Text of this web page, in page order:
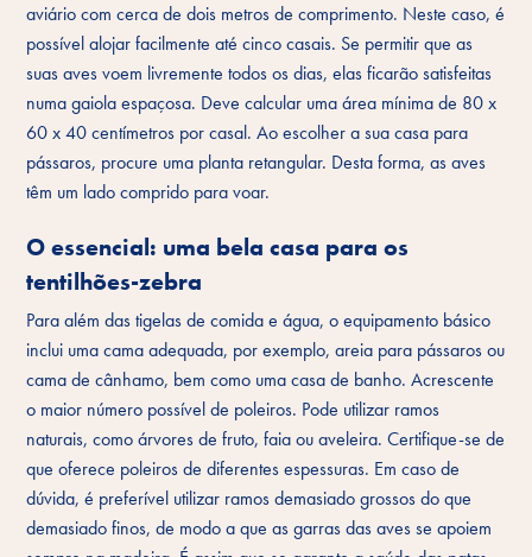
aviário com cerca de dois metros de comprimento. Neste caso, é
possível alojar facilmente até cinco casais. Se permitir que as
suas aves voem livremente todos os dias, elas ficarão satisfeitas
numa gaiola espaçosa. Deve calcular uma área mínima de 80 x
60 x 40 centímetros por casal. Ao escolher a sua casa para
pássaros, procure uma planta retangular. Desta forma, as aves
têm um lado comprido para voar.
O essencial: uma bela casa para os
tentilhões-zebra
Para além das tigelas de comida e água, o equipamento básico
inclui uma cama adequada, por exemplo, areia para pássaros ou
cama de cânhamo, bem como uma casa de banho. Acrescente
o maior número possível de poleiros. Pode utilizar ramos
naturais, como árvores de fruto, faia ou aveleira. Certifique-se de
que oferece poleiros de diferentes espessuras. Em caso de
dúvida, é preferível utilizar ramos demasiado grossos do que
demasiado finos, de modo a que as garras das aves se apoiem